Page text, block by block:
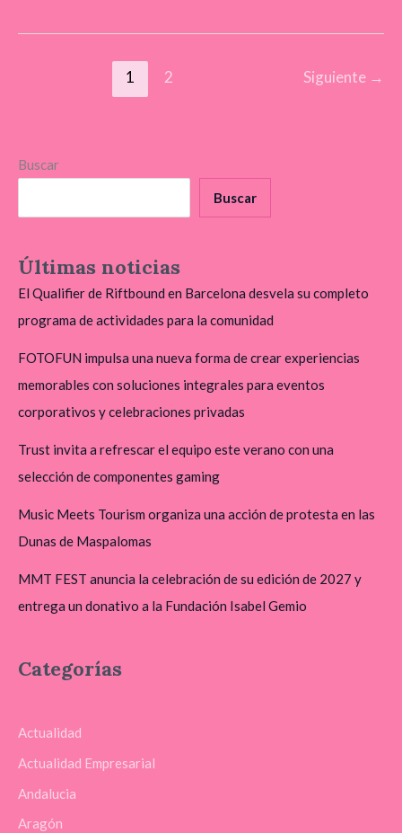
1 2 Siguiente →
Buscar
Buscar
Últimas noticias
El Qualifier de Riftbound en Barcelona desvela su completo
programa de actividades para la comunidad
FOTOFUN impulsa una nueva forma de crear experiencias
memorables con soluciones integrales para eventos
corporativos y celebraciones privadas
Trust invita a refrescar el equipo este verano con una
selección de componentes gaming
Music Meets Tourism organiza una acción de protesta en las
Dunas de Maspalomas
MMT FEST anuncia la celebración de su edición de 2027 y
entrega un donativo a la Fundación Isabel Gemio
Categorías
Actualidad
Actualidad Empresarial
Andalucia
Aragón